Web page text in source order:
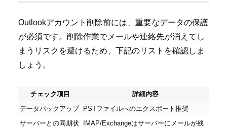
Outlookアカウント削除前には、重要なデータの保護
が必須です。削除作業でメールや連絡先が消えてし
まうリスクを避けるため、下記のリストを確認しま
しょう。
チェック項目
詳細内容
データバックアップ
PSTファイルへのエクスポート推奨
サーバーとの同期状
IMAP/Exchangeはサーバーにメールが残